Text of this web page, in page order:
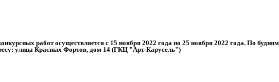
работ осуществляется с 15 ноября 2022 года по 25 ноября 2022 года. По
улица Красных Фортов, дом 14 (ГКЦ "Арт-Карусель")